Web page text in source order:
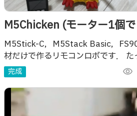
M5Chicken (モーター1個
ボ)
M5Stick-C，M5Stack Basic，
材だけで作るリモコンロボです．
って両手を振りながら前進と左右旋
完成 visibility